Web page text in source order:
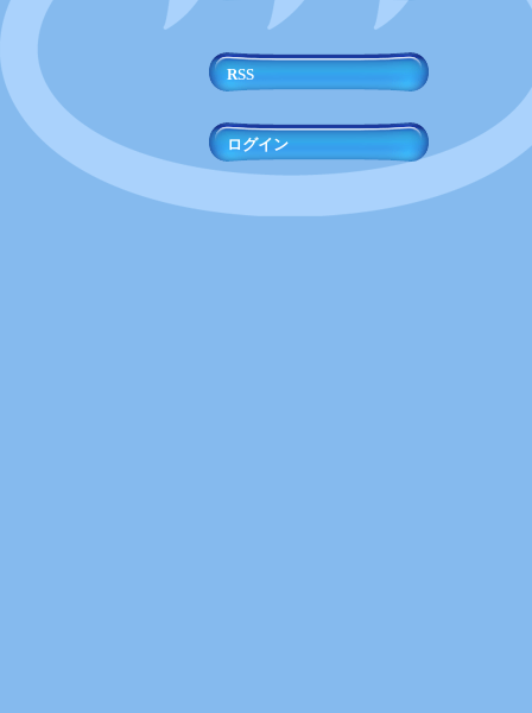
RSS
ログイン